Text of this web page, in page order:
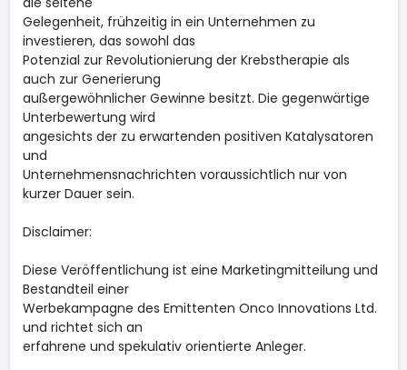
Gelegenheit, frühzeitig in ein Unternehmen zu
investieren, das sowohl das
Potenzial zur Revolutionierung der Krebstherapie als
auch zur Generierung
außergewöhnlicher Gewinne besitzt. Die gegenwärtige
Unterbewertung wird
angesichts der zu erwartenden positiven Katalysatoren
und
Unternehmensnachrichten voraussichtlich nur von
kurzer Dauer sein.
Disclaimer:
Diese Veröffentlichung ist eine Marketingmitteilung und
Bestandteil einer
Werbekampagne des Emittenten Onco Innovations Ltd.
und richtet sich an
erfahrene und spekulativ orientierte Anleger.